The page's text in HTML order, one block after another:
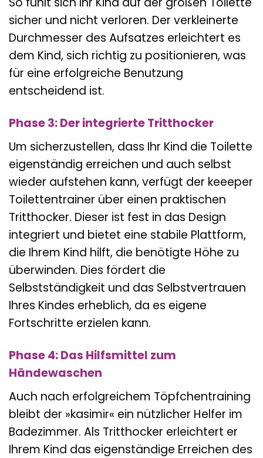
sicher und nicht verloren. Der verkleinerte
Durchmesser des Aufsatzes erleichtert es
dem Kind, sich richtig zu positionieren, was
für eine erfolgreiche Benutzung
entscheidend ist.
Phase 3: Der integrierte Tritthocker
Um sicherzustellen, dass Ihr Kind die Toilette
eigenständig erreichen und auch selbst
wieder aufstehen kann, verfügt der keeeper
Toilettentrainer über einen praktischen
Tritthocker. Dieser ist fest in das Design
integriert und bietet eine stabile Plattform,
die Ihrem Kind hilft, die benötigte Höhe zu
überwinden. Dies fördert die
Selbstständigkeit und das Selbstvertrauen
Ihres Kindes erheblich, da es eigene
Fortschritte erzielen kann.
Phase 4: Das Hilfsmittel zum
Händewaschen
Auch nach erfolgreichem Töpfchentraining
bleibt der »kasimir« ein nützlicher Helfer im
Badezimmer. Als Tritthocker erleichtert er
Ihrem Kind das eigenständige Erreichen des